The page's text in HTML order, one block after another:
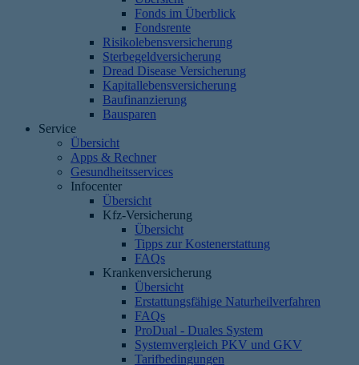
Fonds im Überblick
Fondsrente
Risikolebensversicherung
Sterbegeldversicherung
Dread Disease Versicherung
Kapitallebensversicherung
Baufinanzierung
Bausparen
Service
Übersicht
Apps & Rechner
Gesundheitsservices
Infocenter
Übersicht
Kfz-Versicherung
Übersicht
Tipps zur Kostenerstattung
FAQs
Krankenversicherung
Übersicht
Erstattungsfähige Naturheilverfahren
FAQs
ProDual - Duales System
Systemvergleich PKV und GKV
Tarifbedingungen